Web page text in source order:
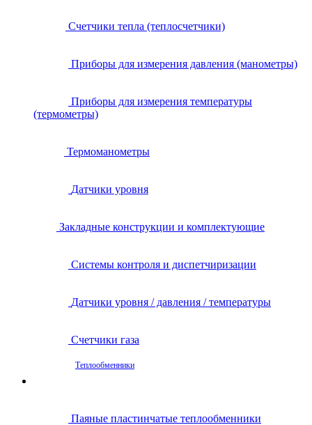
Счетчики тепла (теплосчетчики)
Приборы для измерения давления (манометры)
Приборы для измерения температуры
(термометры)
Термоманометры
Датчики уровня
Закладные конструкции и комплектующие
Системы контроля и диспетчиризации
Датчики уровня / давления / температуры
Счетчики газа
Теплообменники
Паяные пластинчатые теплообменники